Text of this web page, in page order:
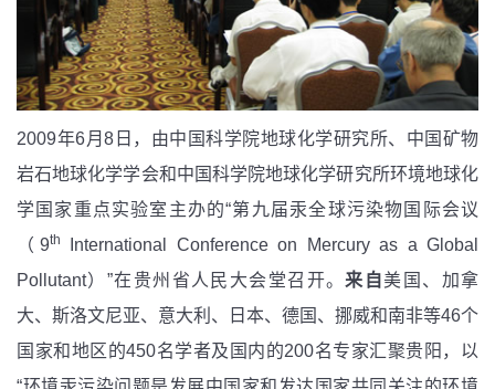
2009年6月8日 ，由中国科学院地球化学研究所、中国矿物
岩石地球化学学会和中国科学院地球化学研究所环境地球化
学国家重点实验室主办的“第九届汞全球污染物国际会议
（9th
International Conference on Mercury as a Global
Pollutant）”在贵州省人民大会堂召开。来自 美国、加拿
大、斯洛文尼亚、意大利、日本、德国、挪威和南非等46个
国家和地区的450名学者及国内的200名专家汇聚贵阳，以